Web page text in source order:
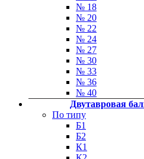
№ 18
№ 20
№ 22
№ 24
№ 27
№ 30
№ 33
№ 36
№ 40
Двутавровая
По типу
Б1
Б2
К1